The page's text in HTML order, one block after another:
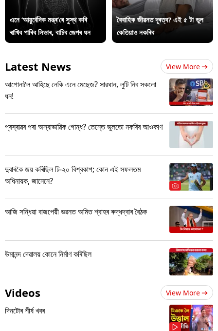
এনে ‘আয়ুৰ্বেদিক মন্ত্ৰ’ৰে সুস্থ কৰি
ৰাখিব পাৰিব লিভাৰ, বাচিব জেপৰ ধন
বৈবাহিক জীৱনত দূৰত্ব? এই ৫ টা ভুল
কেতিয়াও নকৰিব
Latest News View More
আপোনালৈ আহিছে নেকি এনে মেছেজ? সাৱধান, লুটি নিব সকলো
ধন!
প্ৰস্ৰাৱৰ পৰা অস্বাভাৱিক গোন্ধ? তেন্তে ভুলতো নকৰিব আওকাণ
দুবাৰকৈ জয় কৰিছিল টি-২০ বিশ্বকাপ; কোন এই সফলতম
অধিনায়ক, জানেনে?
আজি সন্ধিয়া বাজপেয়ী ভৱনত অমিত শ্বাহৰ ৰুদ্ধদ্বাৰ বৈঠক
উমানন্দ দেৱালয় কোনে নিৰ্মাণ কৰিছিল
Videos View More
দিনটোৰ শীৰ্ষ খবৰ